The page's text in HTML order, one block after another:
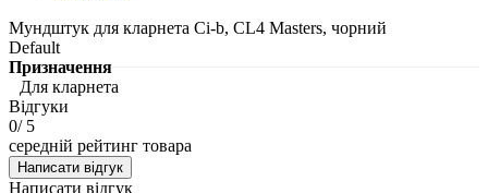
Мундштук для кларнета Сі-b, CL4 Masters, чорний
Default
Призначення
Для кларнета
Відгуки
0/ 5
середній рейтинг товара
Написати відгук
Написати відгук